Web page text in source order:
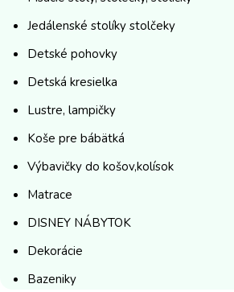
Jedálenské stolíky stolčeky
Detské pohovky
Detská kresielka
Lustre, lampičky
Koše pre bábätká
Výbavičky do košov,kolísok
Matrace
DISNEY NÁBYTOK
Dekorácie
Bazeniky